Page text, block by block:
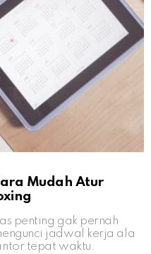
Mudah Atur
penting gak pernah
jadwal kerja ala
tepat waktu.